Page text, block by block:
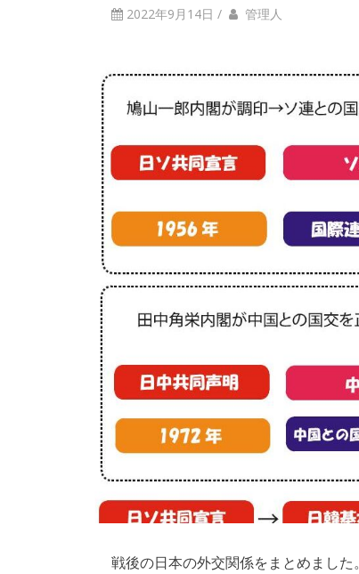
2022年9月14日 / 管理人
戦後の日本の外交関係をまとめました。